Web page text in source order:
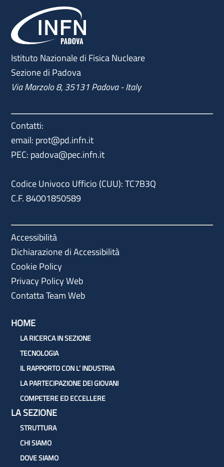
Istituto Nazionale di Fisica Nucleare
Sezione di Padova
Via Marzolo 8, 35131 Padova - Italy
Contatti:
email: prot@pd.infn.it
PEC: padova@pec.infn.it
Codice Univoco Ufficio (CUU): TC7B3Q
C.F. 84001850589
Accessibilità
Dichiarazione di Accessibilità
Cookie Policy
Privacy Policy Web
Contatta Team Web
HOME
LA RICERCA IN SEZIONE
TECNOLOGIA
IL RAPPORTO CON L’ INDUSTRIA
LA PARTECIPAZIONE DEI GIOVANI
COMPETERE ED ECCELLERE
LA SEZIONE
STRUTTURA
CHI SIAMO
DOVE SIAMO